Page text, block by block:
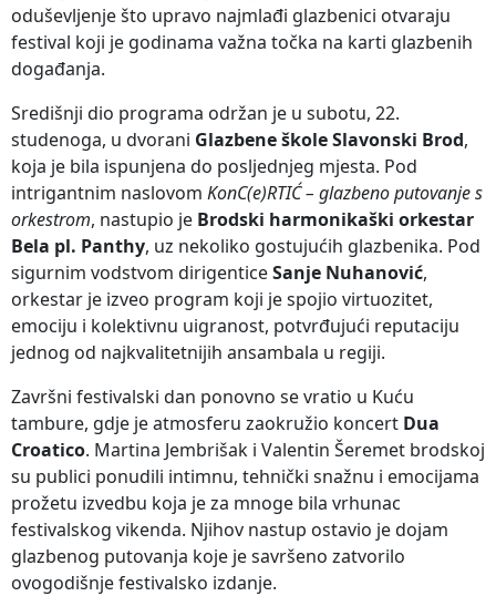
oduševljenje što upravo najmlađi glazbenici otvaraju
festival koji je godinama važna točka na karti glazbenih
događanja.
Središnji dio programa održan je u subotu, 22.
studenoga, u dvorani Glazbene škole Slavonski Brod,
koja je bila ispunjena do posljednjeg mjesta. Pod
intrigantnim naslovom KonC(e)RTIĆ – glazbeno putovanje s
orkestrom, nastupio je Brodski harmonikaški orkestar
Bela pl. Panthy, uz nekoliko gostujućih glazbenika. Pod
sigurnim vodstvom dirigenticeSanje Nuhanović,
orkestar je izveo program koji je spojio virtuozitet,
emociju i kolektivnu uigranost, potvrđujući reputaciju
jednog od najkvalitetnijih ansambala u regiji.
Završni festivalski dan ponovno se vratio u Kuću
tambure, gdje je atmosferu zaokružio koncert Dua
Croatico. Martina Jembrišak i Valentin Šeremet brodskoj
su publici ponudili intimnu, tehnički snažnu i emocijama
prožetu izvedbu koja je za mnoge bila vrhunac
festivalskog vikenda. Njihov nastup ostavio je dojam
glazbenog putovanja koje je savršeno zatvorilo
ovogodišnje festivalsko izdanje.